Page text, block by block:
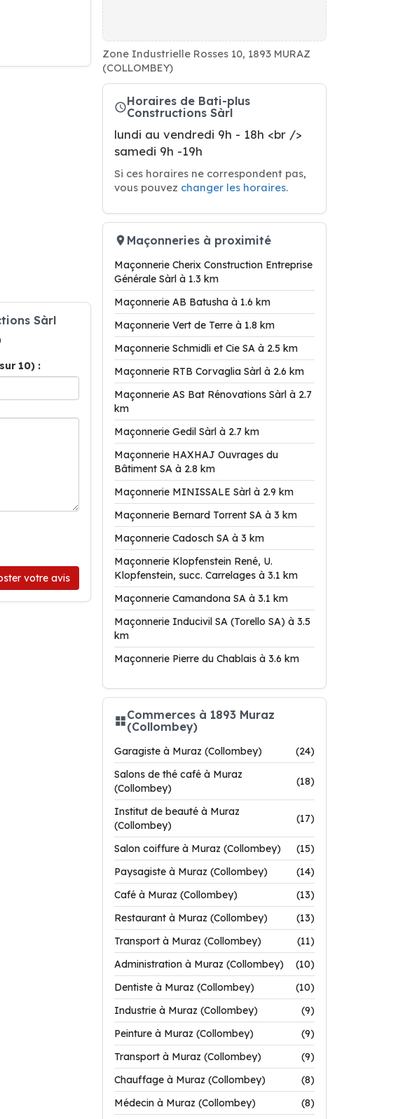
Sàrl
10) :
votre avis
Zone Industrielle Rosses 10, 1893 MURAZ
(COLLOMBEY)
Horaires de Bati-plus
Constructions Sàrl
lundi au vendredi 9h - 18h <br />
samedi 9h -19h
Si ces horaires ne correspondent pas,
vous pouvez changer les horaires.
Maçonneries à proximité
Maçonnerie Cherix Construction Entreprise
Générale Sàrl à 1.3 km
Maçonnerie AB Batusha à 1.6 km
Maçonnerie Vert de Terre à 1.8 km
Maçonnerie Schmidli et Cie SA à 2.5 km
Maçonnerie RTB Corvaglia Sàrl à 2.6 km
Maçonnerie AS Bat Rénovations Sàrl à 2.7
km
Maçonnerie Gedil Sàrl à 2.7 km
Maçonnerie HAXHAJ Ouvrages du
Bâtiment SA à 2.8 km
Maçonnerie MINISSALE Sàrl à 2.9 km
Maçonnerie Bernard Torrent SA à 3 km
Maçonnerie Cadosch SA à 3 km
Maçonnerie Klopfenstein René, U.
Klopfenstein, succ. Carrelages à 3.1 km
Maçonnerie Camandona SA à 3.1 km
Maçonnerie Inducivil SA (Torello SA) à 3.5
km
Maçonnerie Pierre du Chablais à 3.6 km
Commerces à 1893 Muraz
(Collombey)
Garagiste à Muraz (Collombey)
(24)
Salons de thé café à Muraz
(Collombey)
(18)
Institut de beauté à Muraz
(Collombey)
(17)
Salon coiffure à Muraz (Collombey)
(15)
Paysagiste à Muraz (Collombey)
(14)
Café à Muraz (Collombey)
(13)
Restaurant à Muraz (Collombey)
(13)
Transport à Muraz (Collombey)
(11)
Administration à Muraz (Collombey)
(10)
Dentiste à Muraz (Collombey)
(10)
Industrie à Muraz (Collombey)
(9)
Peinture à Muraz (Collombey)
(9)
Transport à Muraz (Collombey)
(9)
Chauffage à Muraz (Collombey)
(8)
Médecin à Muraz (Collombey)
(8)